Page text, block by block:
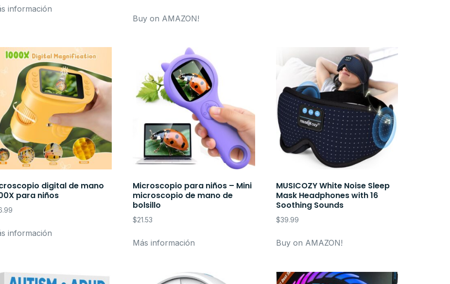
información
Buy on AMAZON!
digital de mano
para niños
información
Microscopio para niños – Mini
microscopio de mano de
bolsillo
$21.53
Más información
MUSICOZY White Noise Sleep
Mask Headphones with 16
Soothing Sounds
$39.99
Buy on AMAZON!